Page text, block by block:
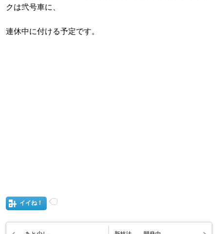
クは弐号車に、
連休中に付ける予定です。
イイね！